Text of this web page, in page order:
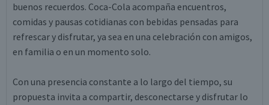
buenos recuerdos. Coca-Cola acompaña encuentros,
comidas y pausas cotidianas con bebidas pensadas para
refrescar y disfrutar, ya sea en una celebración con amigos,
en familia o en un momento solo.
Con una presencia constante a lo largo del tiempo, su
propuesta invita a compartir, desconectarse y disfrutar lo